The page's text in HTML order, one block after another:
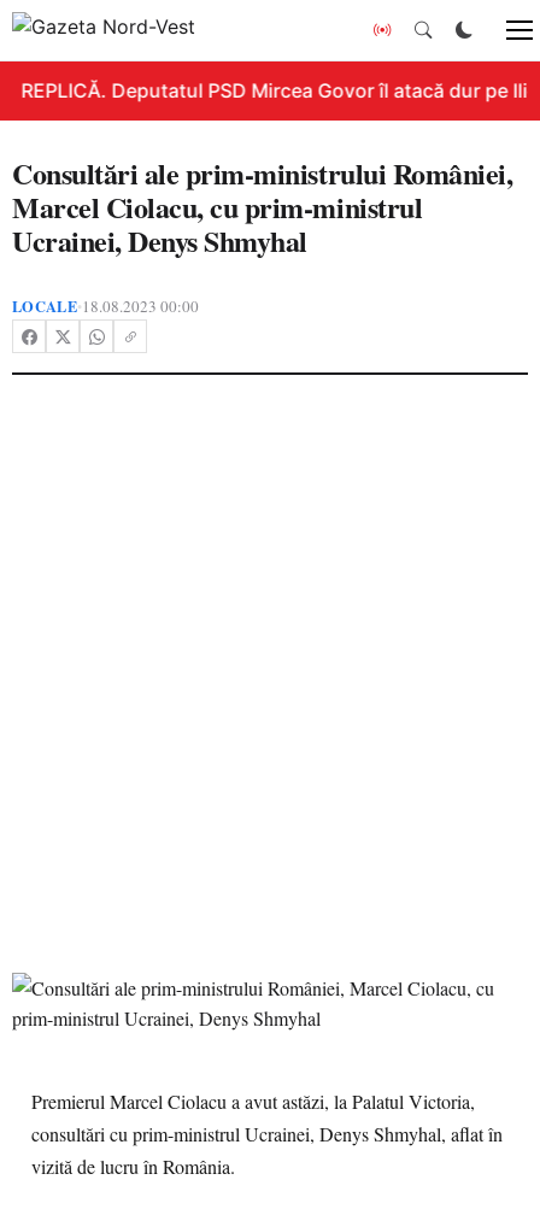
REPLICĂ. Deputatul PSD Mircea Govor îl atacă dur pe
Consultări ale prim-ministrului României,
Marcel Ciolacu, cu prim-ministrul
Ucrainei, Denys Shmyhal
LOCALE•18.08.2023 00:00
Premierul Marcel Ciolacu a avut astăzi, la Palatul Victoria,
consultări cu prim-ministrul Ucrainei, Denys Shmyhal, aflat în
vizită de lucru în România.